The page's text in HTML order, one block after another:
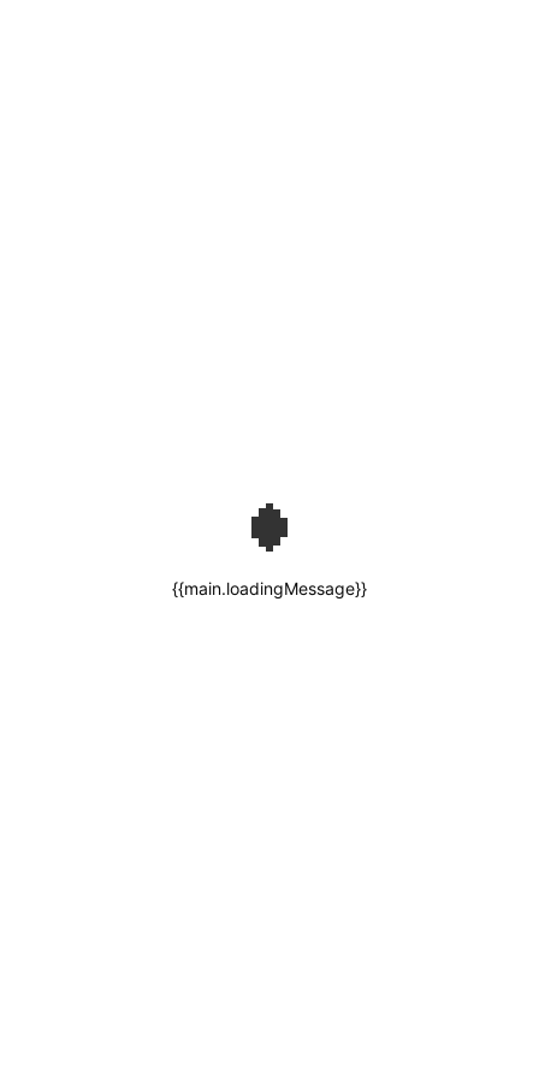
{{main.loadingMessage}}